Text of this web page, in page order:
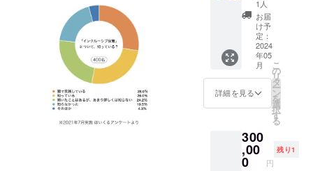
とみ氏、安
奈淳氏とと
もにツアー
メンバーと
して全国ツ
アー出演。
その後様々
ンサートに
出演。自身
支援を
してく
ださる
方は追
加金額
をご記
入くだ
さい。
例えば
5,000円
援して
くださ
る場合
は 追加
メール
は、に
じのわ
Gmailよ
りお送
りさせ
ていた
す。 ぜ
ひご支
援よろ
しくお
願いい
たしま
どのお
色も
めっ
ちゃ可
愛いで
す！
︎【カ
・ネイ
ビー ・
・レッ
ド ・デ
イジー
も？入
れさせ
ていた
だきま
す。 リ
ハーサ
ルの様
ていた
だき、
本番へ
のドキ
ドキワ
（絢
香） ②
ホール
ニュー
ワール
（ディ
ズニー
映画ア
ジュの
伝言
（松任
お送り
させて
いただ
きま
す。 た
まきえ
り・か
こい絵
里加そ
ちらか
で2回な
ど、組
グ！
メッ
セー
ジ！福
袋のよ
うなス
ペシャ
ルリ
ターン
で
】 ①歌
レッス
ン券（1
回） ②
1人
お届
け予
定：
2024
年05
月
詳細を見る
こ
の
リ
タ
ー
ン
を
選
択
す
る
300
,00
0 円
残り1